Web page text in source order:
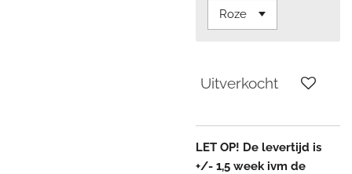
Uitverkocht
LET OP! De levertijd is
+/- 1,5 week ivm de